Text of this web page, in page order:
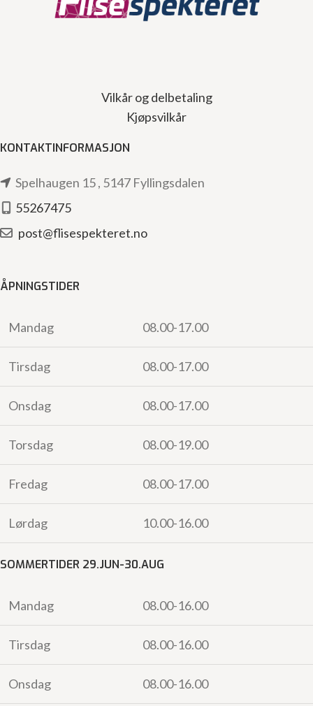
Vilkår og delbetaling
Kjøpsvilkår
KONTAKTINFORMASJON
Spelhaugen 15 , 5147 Fyllingsdalen
55267475
post@flisespekteret.no
ÅPNINGSTIDER
Mandag 08.00-17.00
Tirsdag 08.00-17.00
Onsdag 08.00-17.00
Torsdag 08.00-19.00
Fredag 08.00-17.00
Lørdag 10.00-16.00
SOMMERTIDER 29.JUN-30.AUG
Mandag 08.00-16.00
Tirsdag 08.00-16.00
Onsdag 08.00-16.00